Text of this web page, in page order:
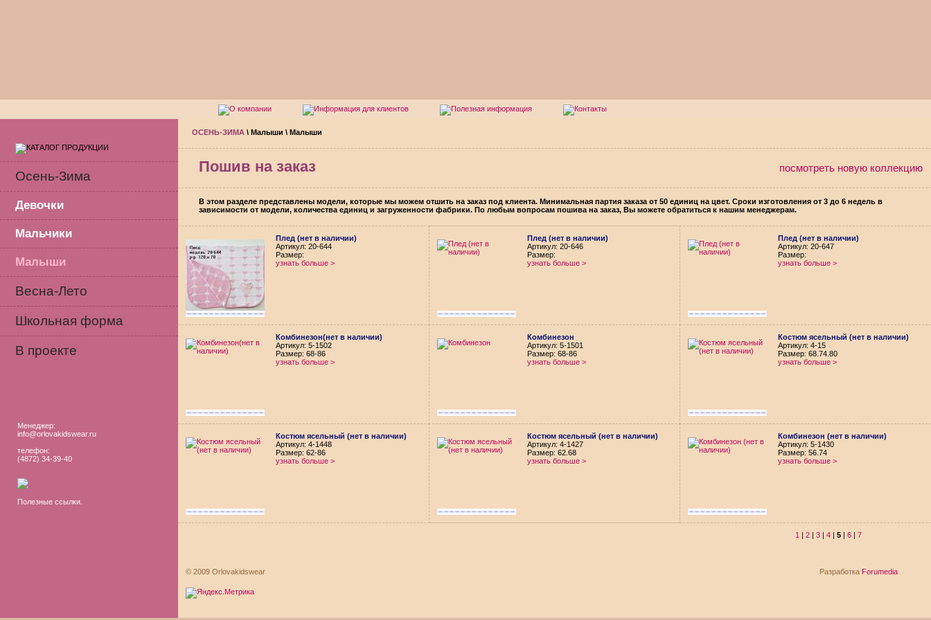
Осень-Зима
Девочки
Мальчики
Малыши
Весна-Лето
Школьная форма
В проекте
Менеджер:
info@orlovakidswear.ru
телефон:
(4872) 34-39-40
Полезные ссылки.
ОСЕНЬ-ЗИМА \ Малыши \ Малыши
посмотреть новую коллекцию
Пошив на заказ
В этом разделе представлены модели, которые мы можем отшить на заказ под клиента. Минимальная партия заказа от 50 единиц на цвет. Сроки изготовления от 3 до 6 недель в
зависимости от модели, количества единиц и загруженности фабрики. По любым вопросам пошива на заказ, Вы можете обратиться к нашим менеджерам.
Плед (нет в наличии)
Aртикул: 20-644
Размер:
узнать больше >
Плед (нет в наличии)
Aртикул: 20-646
Размер:
узнать больше >
Плед (нет в наличии)
Aртикул: 20-647
Размер:
узнать больше >
Комбинезон(нет в наличии)
Aртикул: 5-1502
Размер: 68-86
узнать больше >
Комбинезон
Aртикул: 5-1501
Размер: 68-86
узнать больше >
Костюм ясельный (нет в наличии)
Aртикул: 4-15
Размер: 68.74.80
узнать больше >
Костюм ясельный (нет в наличии)
Aртикул: 4-1448
Размер: 62-86
узнать больше >
Костюм ясельный (нет в наличии)
Aртикул: 4-1427
Размер: 62.68
узнать больше >
Комбинезон (нет в наличии)
Aртикул: 5-1430
Размер: 56.74
узнать больше >
1 | 2 | 3 | 4 | 5 | 6 | 7
Разработка Forumedia
© 2009 Orlovakidswear